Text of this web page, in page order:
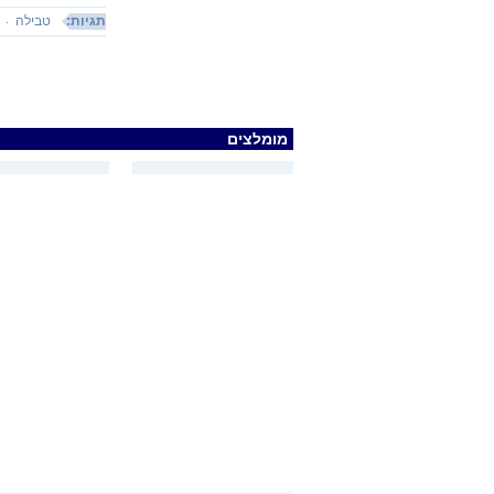
תגיות: טבילה
מומלצים